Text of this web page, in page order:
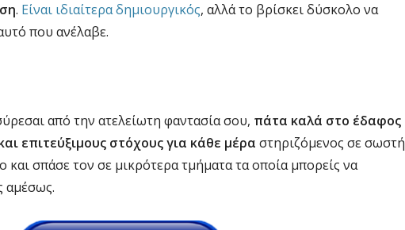
. Είναι ιδιαίτερα δημιουργικός, αλλά το βρίσκει δύσκολο να
που ανέλαβε.
από την ατελείωτη φαντασία σου, πάτα καλά στο έδαφος
επιτεύξιμους στόχους για κάθε μέρα στηριζόμενος σε σωστή
και σπάσε τον σε μικρότερα τμήματα τα οποία μπορείς να
αμέσως.